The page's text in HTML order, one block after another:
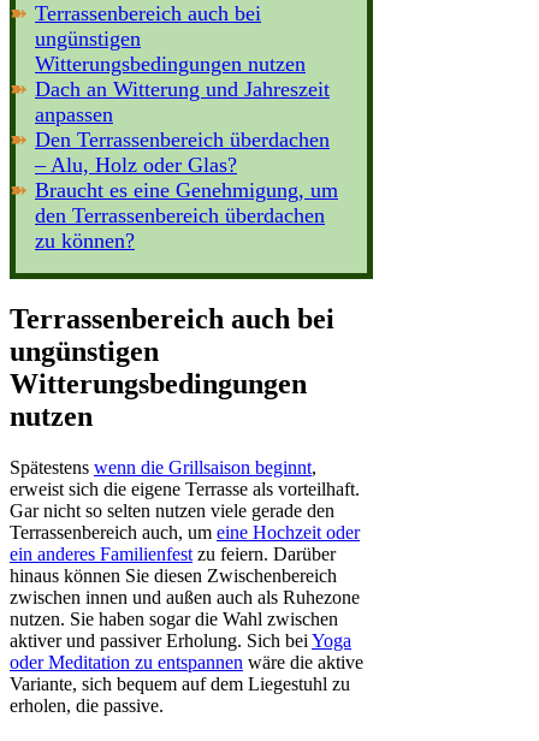
Terrassenbereich auch bei
ungünstigen
Witterungsbedingungen nutzen
Dach an Witterung und Jahreszeit
anpassen
Den Terrassenbereich überdachen
– Alu, Holz oder Glas?
Braucht es eine Genehmigung, um
den Terrassenbereich überdachen
zu können?
Terrassenbereich auch bei
ungünstigen
Witterungsbedingungen
nutzen
Spätestens wenn die Grillsaison beginnt,
erweist sich die eigene Terrasse als vorteilhaft.
Gar nicht so selten nutzen viele gerade den
Terrassenbereich auch, um eine Hochzeit oder
ein anderes Familienfest zu feiern. Darüber
hinaus können Sie diesen Zwischenbereich
zwischen innen und außen auch als Ruhezone
nutzen. Sie haben sogar die Wahl zwischen
aktiver und passiver Erholung. Sich bei Yoga
oder Meditation zu entspannen wäre die aktive
Variante, sich bequem auf dem Liegestuhl zu
erholen, die passive.